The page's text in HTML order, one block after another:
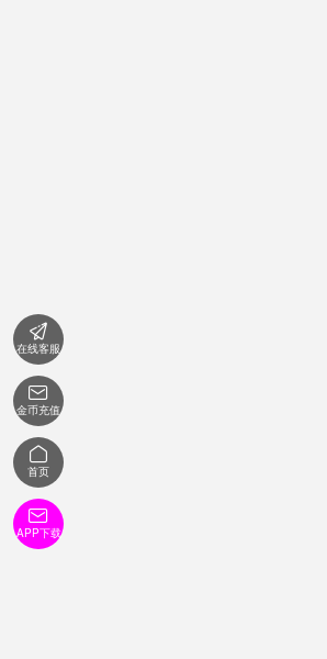

在线客服

金币充值

首页

APP下载